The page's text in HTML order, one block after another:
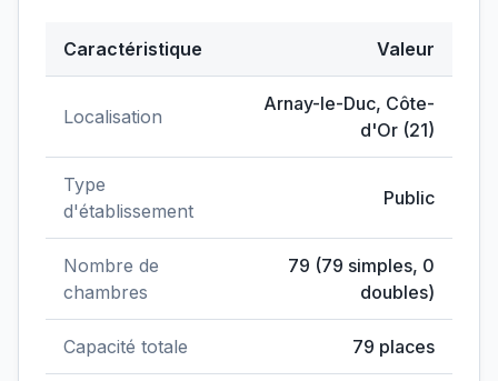
Caractéristique Valeur
Localisation
Arnay-le-Duc, Côte-
d'Or (21)
Type
d'établissement
Public
Nombre de
chambres
79 (79 simples, 0
doubles)
Capacité totale 79 places